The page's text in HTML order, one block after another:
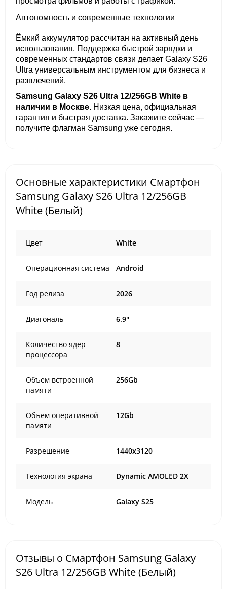
Автономность и современные технологии
Ёмкий аккумулятор рассчитан на активный день
использования. Поддержка быстрой зарядки и
современных стандартов связи делает Galaxy S26
Ultra универсальным инструментом для бизнеса и
развлечений.
Samsung Galaxy S26 Ultra 12/256GB White в
наличии в Москве. Низкая цена, официальная
гарантия и быстрая доставка. Закажите сейчас —
получите флагман Samsung уже сегодня.
Основные характеристики Смартфон
Samsung Galaxy S26 Ultra 12/256GB
White (Белый)
Цвет White
Операционная система Android
Год релиза 2026
Диагональ 6.9"
Количество ядер
процессора
8
Объем встроенной
памяти
256Gb
Объем оперативной
памяти
12Gb
Разрешение 1440x3120
Технология экрана Dynamic AMOLED 2X
Модель Galaxy S25
Отзывы о Смартфон Samsung Galaxy
S26 Ultra 12/256GB White (Белый)